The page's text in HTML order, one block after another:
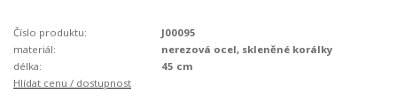
Číslo produktu:
J00095
materiál:
nerezová ocel, skleněné korálky
délka:
45 cm
Hlídat cenu / dostupnost